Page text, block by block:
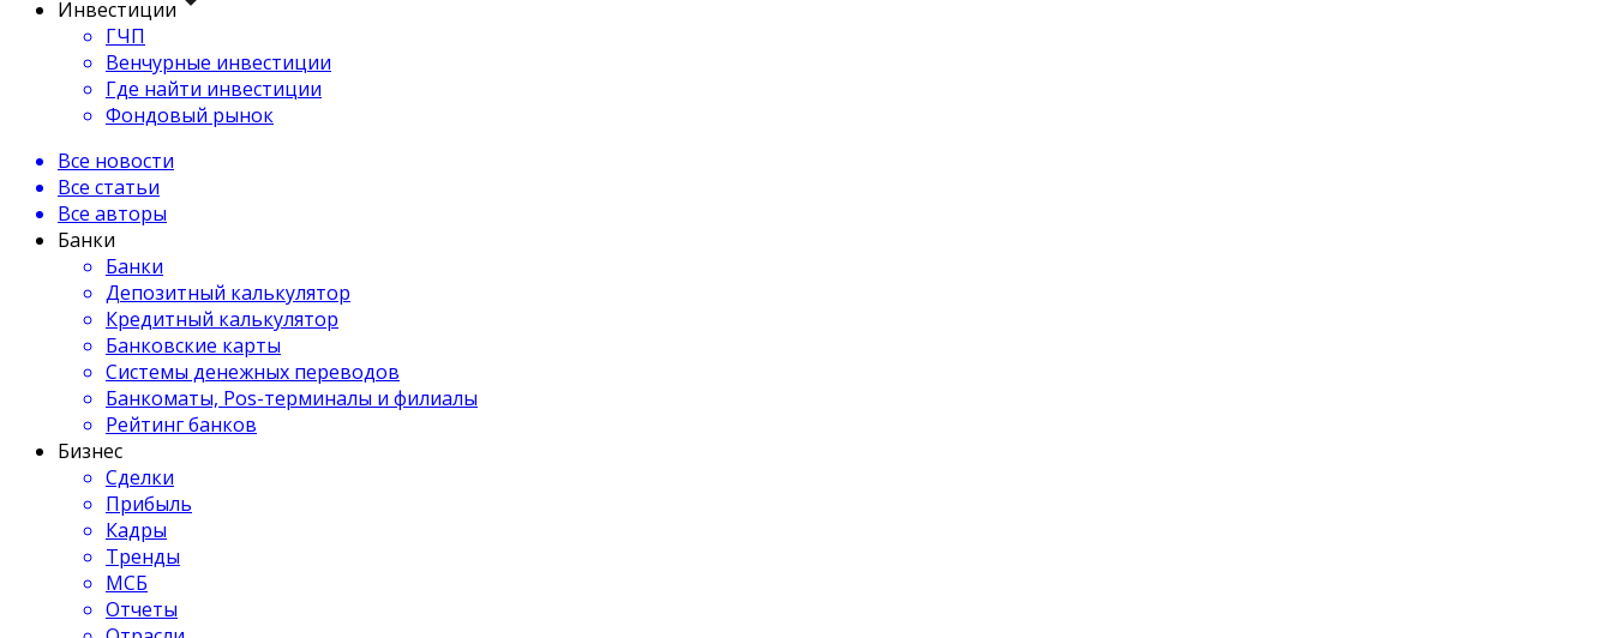
Инвестиции
ГЧП
Венчурные инвестиции
Где найти инвестиции
Фондовый рынок
Все новости
Все статьи
Все авторы
Банки
Банки
Депозитный калькулятор
Кредитный калькулятор
Банковские карты
Системы денежных переводов
Банкоматы, Pos-терминалы и филиалы
Рейтинг банков
Бизнес
Сделки
Прибыль
Кадры
Тренды
МСБ
Отчеты